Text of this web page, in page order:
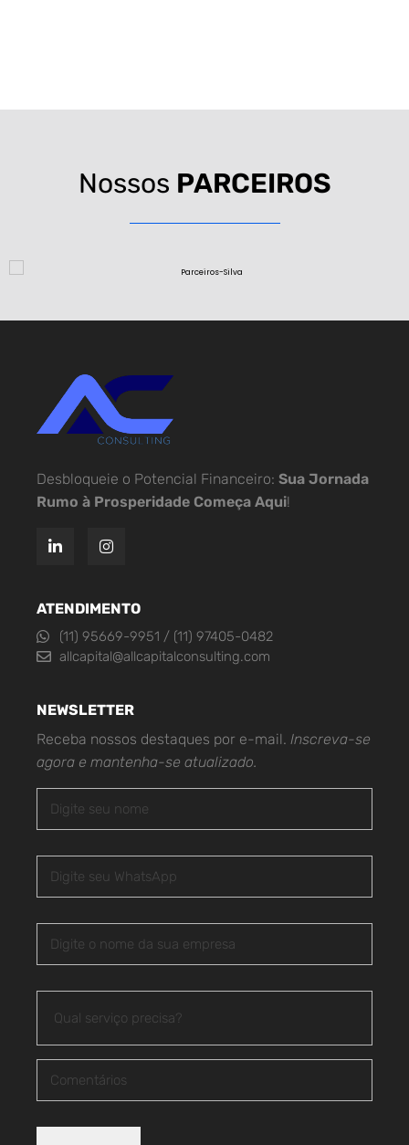
Nossos PARCEIROS
Desbloqueie o Potencial Financeiro: Sua Jornada
Rumo à Prosperidade Começa Aqui!
ATENDIMENTO
(11) 95669-9951 / (11) 97405-0482
allcapital@allcapitalconsulting.com
NEWSLETTER
Receba nossos destaques por e-mail. Inscreva-se
agora e mantenha-se atualizado.